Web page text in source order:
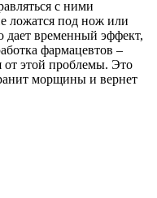
с ними
ложатся под нож или
дает временный эффект,
фармацевтов –
от этой проблемы. Это
морщины и вернет